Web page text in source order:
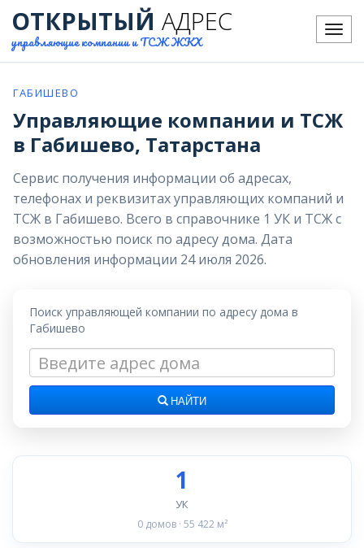
Меню
ОТКРЫТЫЙ АДРЕС
управляющие компании и ТСЖ ЖКХ
ГАБИШЕВО
Управляющие компании и ТСЖ
в Габишево, Татарстана
Сервис получения информации об адресах,
телефонах и реквизитах управляющих компаний и
ТСЖ в Габишево. Всего в справочнике 1 УК и ТСЖ с
возможностью поиск по адресу дома. Дата
обновления информации 24 июля 2026.
Поиск управляющей компании по адресу дома в
Габишево
НАЙТИ
1
УК
0 домов · 55 422 м²